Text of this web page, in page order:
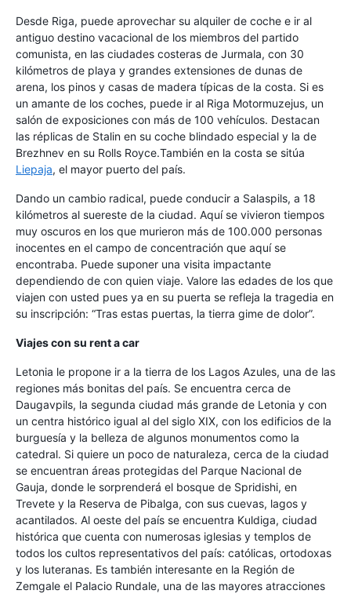
Desde Riga, puede aprovechar su alquiler de coche e ir al
antiguo destino vacacional de los miembros del partido
comunista, en las ciudades costeras de Jurmala, con 30
kilómetros de playa y grandes extensiones de dunas de
arena, los pinos y casas de madera típicas de la costa. Si es
un amante de los coches, puede ir al Riga Motormuzejus, un
salón de exposiciones con más de 100 vehículos. Destacan
las réplicas de Stalin en su coche blindado especial y la de
Brezhnev en su Rolls Royce.También en la costa se sitúa
Liepaja, el mayor puerto del país.
Dando un cambio radical, puede conducir a Salaspils, a 18
kilómetros al suereste de la ciudad. Aquí se vivieron tiempos
muy oscuros en los que murieron más de 100.000 personas
inocentes en el campo de concentración que aquí se
encontraba. Puede suponer una visita impactante
dependiendo de con quien viaje. Valore las edades de los que
viajen con usted pues ya en su puerta se refleja la tragedia en
su inscripción: “Tras estas puertas, la tierra gime de dolor”.
Viajes con su rent a car
Letonia le propone ir a la tierra de los Lagos Azules, una de las
regiones más bonitas del país. Se encuentra cerca de
Daugavpils, la segunda ciudad más grande de Letonia y con
un centra histórico igual al del siglo XIX, con los edificios de la
burguesía y la belleza de algunos monumentos como la
catedral. Si quiere un poco de naturaleza, cerca de la ciudad
se encuentran áreas protegidas del Parque Nacional de
Gauja, donde le sorprenderá el bosque de Spridishi, en
Trevete y la Reserva de Pibalga, con sus cuevas, lagos y
acantilados. Al oeste del país se encuentra Kuldiga, ciudad
histórica que cuenta con numerosas iglesias y templos de
todos los cultos representativos del país: católicas, ortodoxas
y los luteranas. Es también interesante en la Región de
Zemgale el Palacio Rundale, una de las mayores atracciones